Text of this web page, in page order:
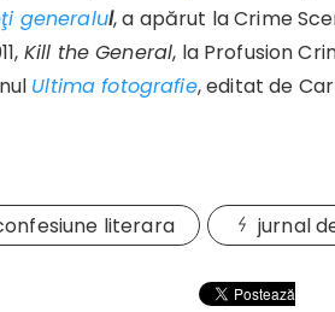
generalul, a apărut la Crime
Kill the General, la Profusion
Ultima fotografie, editat de
literara jurnal